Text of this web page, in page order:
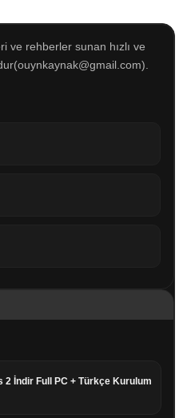
ve rehberler sunan hızlı ve
2 İndir Full PC + Türkçe Kurulum